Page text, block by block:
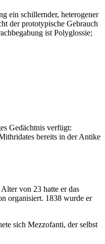
ein schillernder, heterogener
der prototypische Gebrauch
ist Polyglossie;
Gedächtnis verfügt:
bereits in der Antike
von 23 hatte er das
organisiert. 1838 wurde er
sich Mezzofanti, der selbst